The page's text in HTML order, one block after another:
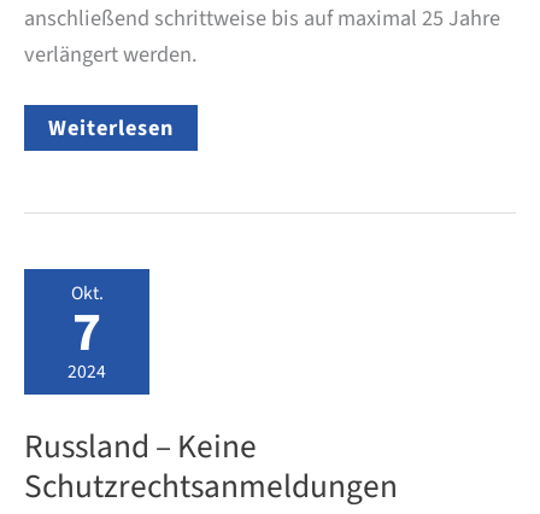
anschließend schrittweise bis auf maximal 25 Jahre
verlängert werden.
Deutsches
Design:
fallen
an?
Weiterlesen
Okt.
7
2024
Russland – Keine
Schutzrechtsanmeldungen